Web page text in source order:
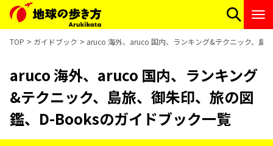
TOP ガイドブック aruco 海外、aruco 国内、ランキング&テクニック、島
aruco 海外、aruco 国内、ランキング
&テクニック、島旅、御朱印、旅の図
鑑、D-Booksのガイドブック一覧